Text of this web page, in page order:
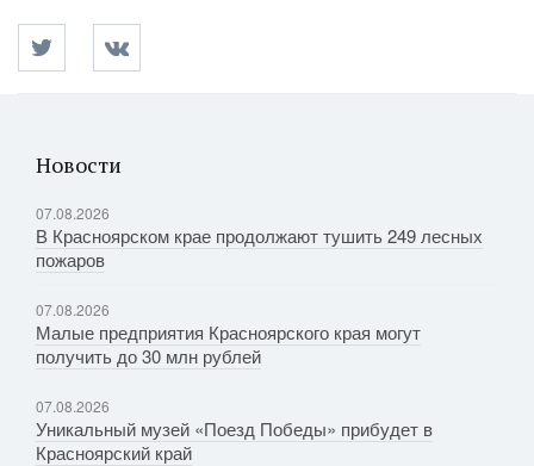
Новости
07.08.2026
В Красноярском крае продолжают тушить 249 лесных
пожаров
07.08.2026
Малые предприятия Красноярского края могут
получить до 30 млн рублей
07.08.2026
Уникальный музей «Поезд Победы» прибудет в
Красноярский край